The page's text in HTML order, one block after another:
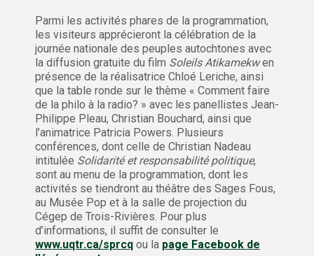
Parmi les activités phares de la programmation,
les visiteurs apprécieront la célébration de la
journée nationale des peuples autochtones avec
la diffusion gratuite du film Soleils Atikamekwen
présence de la réalisatrice Chloé Leriche, ainsi
que la table ronde sur le thème « Comment faire
de la philo à la radio? » avec les panellistes Jean-
Philippe Pleau, Christian Bouchard, ainsi que
l’animatrice Patricia Powers. Plusieurs
conférences, dont celle de Christian Nadeau
intitulée Solidarité et responsabilité politique,
sont au menu de la programmation, dont les
activités se tiendront au théâtre des Sages Fous,
au Musée Pop et à la salle de projection du
Cégep de Trois-Rivières. Pour plus
d’informations, il suffit de consulter le
www.uqtr.ca/sprcq ou la page Facebook de